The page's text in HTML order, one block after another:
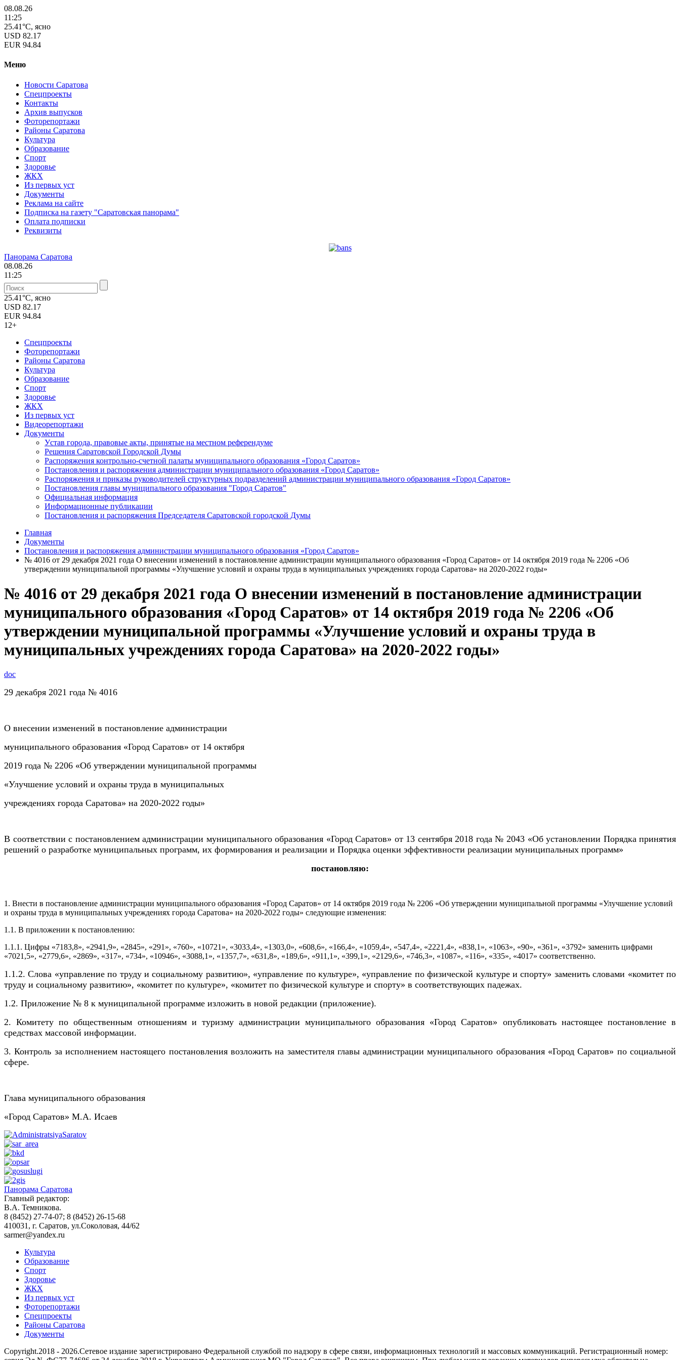
08.08.26
11:25
25.41°C, ясно
USD 82.17
EUR 94.84
Меню
Новости Саратова
Спецпроекты
Контакты
Архив выпусков
Фоторепортажи
Районы Саратова
Культура
Образование
Спорт
Здоровье
ЖКХ
Из пеpвых уст
Документы
Реклама на сайте
Подписка на газету "Саратовская панорама"
Оплата подписки
Реквизиты
Панорама Саратова
08.08.26
11:25
25.41°C, ясно
USD 82.17
EUR 94.84
12+
Спецпроекты
Фоторепортажи
Районы Саратова
Культура
Образование
Спорт
Здоровье
ЖКХ
Из пеpвых уст
Видеорепортажи
Документы
Уcтав города, правовые акты, принятые на местном референдуме
Решения Саратовской Городской Думы
Распоряжения контрольно-счетной палаты муниципального образования «Город Саратов»
Постановления и распоряжения администрации муниципального образования «Город Саратов»
Распоряжения и приказы руководителей структурных подразделений администрации муниципального образования «Город Саратов»
Постановления главы муниципального образования "Город Саратов"
Официальная информация
Информационные публикации
Постановления и распоряжения Председателя Саратовской городской Думы
Главная
Документы
Постановления и распоряжения администрации муниципального образования «Город Саратов»
№ 4016 от 29 декабря 2021 года О внесении изменений в постановление администрации муниципального образования «Город Саратов» от 14 октября 2019 года № 2206 «Об
утверждении муниципальной программы «Улучшение условий и охраны труда в муниципальных учреждениях города Саратова» на 2020-2022 годы»
№ 4016 от 29 декабря 2021 года О внесении изменений в постановление администрации
муниципального образования «Город Саратов» от 14 октября 2019 года № 2206 «Об
утверждении муниципальной программы «Улучшение условий и охраны труда в
муниципальных учреждениях города Саратова» на 2020-2022 годы»
doc
29 декабря 2021 года № 4016
О внесении изменений в постановление администрации
муниципального образования «Город Саратов» от 14 октября
2019 года № 2206 «Об утверждении муниципальной программы
«Улучшение условий и охраны труда в муниципальных
учреждениях города Саратова» на 2020-2022 годы»
В соответствии с постановлением администрации муниципального образования «Город Саратов» от 13 сентября 2018 года № 2043 «Об установлении Порядка принятия
решений о разработке муниципальных программ, их формирования и реализации и Порядка оценки эффективности реализации муниципальных программ»
постановляю:
1. Внести в постановление администрации муниципального образования «Город Саратов» от 14 октября 2019 года № 2206 «Об утверждении муниципальной программы «Улучшение условий
и охраны труда в муниципальных учреждениях города Саратова» на 2020-2022 годы» следующие изменения:
1.1. В приложении к постановлению:
1.1.1. Цифры «7183,8», «2941,9», «2845», «291», «760», «10721», «3033,4», «1303,0», «608,6», «166,4», «1059,4», «547,4», «2221,4», «838,1», «1063», «90», «361», «3792» заменить цифрами
«7021,5», «2779,6», «2869», «317», «734», «10946», «3088,1», «1357,7», «631,8», «189,6», «911,1», «399,1», «2129,6», «746,3», «1087», «116», «335», «4017» соответственно.
1.1.2. Слова «управление по труду и социальному развитию», «управление по культуре», «управление по физической культуре и спорту» заменить словами «комитет по
труду и социальному развитию», «комитет по культуре», «комитет по физической культуре и спорту» в соответствующих падежах.
1.2. Приложение № 8 к муниципальной программе изложить в новой редакции (приложение).
2. Комитету по общественным отношениям и туризму администрации муниципального образования «Город Саратов» опубликовать настоящее постановление в
средствах массовой информации.
3. Контроль за исполнением настоящего постановления возложить на заместителя главы администрации муниципального образования «Город Саратов» по социальной
сфере.
Глава муниципального образования
«Город Саратов» М.А. Исаев
Панорама Саратова
Главный редактор:
В.А. Темникова.
8 (8452) 27-74-07; 8 (8452) 26-15-68
410031, г. Саратов, ул.Соколовая, 44/62
sarmer@yandex.ru
Культура
Образование
Спорт
Здоровье
ЖКХ
Из пеpвых уст
Фоторепортажи
Спецпроекты
Районы Саратова
Документы
Copyright.2018 - 2026.Сетевое издание зарегистрировано Федеральной службой по надзору в сфере связи, информационных технологий и массовых коммуникаций. Регистрационный номер: